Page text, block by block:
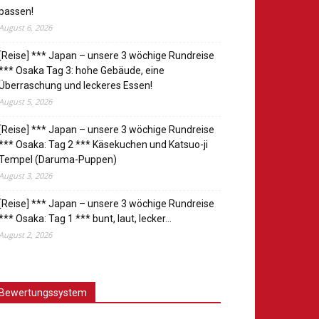
6, 2026
*** Japan – unsere 3 wöchige Rundreise
Osaka Tag 3: hohe Gebäude, eine
und leckeres Essen!
5, 2026
*** Japan – unsere 3 wöchige Rundreise
Osaka: Tag 2 *** Käsekuchen und Katsuo-ji
(Daruma-Puppen)
3, 2026
*** Japan – unsere 3 wöchige Rundreise
Osaka: Tag 1 *** bunt, laut, lecker…
2, 2026